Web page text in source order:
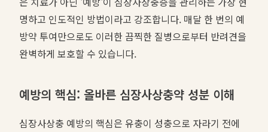
명하고 인도적인 방법이라고 강조합니다. 매달 한 번의 예
방약 투여만으로도 이러한 끔찍한 질병으로부터 반려견을
완벽하게 보호할 수 있습니다.
예방의 핵심: 올바른 심장사상충약 성분 이해
심장사상충 예방의 핵심은 유충이 성충으로 자라기 전에